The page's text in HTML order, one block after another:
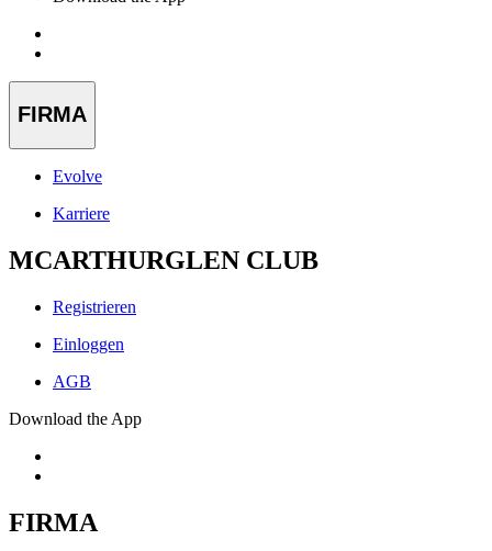
FIRMA
Evolve
Karriere
MCARTHURGLEN CLUB
Registrieren
Einloggen
AGB
Download the App
FIRMA